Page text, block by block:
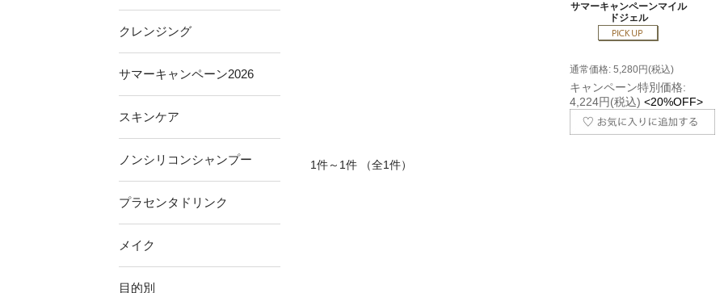
クレンジング
サマーキャンペーン2026
スキンケア
ノンシリコンシャンプー
プラセンタドリンク
メイク
目的別
サマーキャンペーンマイル
ドジェル
通常価格: 5,280円(税込)
キャンペーン特別価格:
4,224円(税込)<20%OFF>
1件～1件 （全1件）